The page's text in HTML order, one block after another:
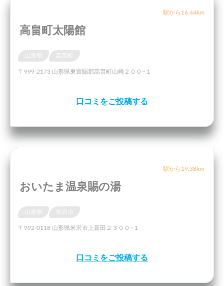
駅から16.44km
高畠町太陽館
〒999-2173 山形県東置賜郡高畠町山崎２００−１
口コミをご投稿する
駅から19.38km
おいたま温泉賜の湯
〒992-0118 山形県米沢市上新田２３００−１
口コミをご投稿する